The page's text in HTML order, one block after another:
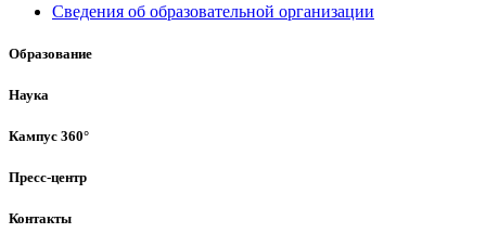
Сведения об образовательной организации
Образование
Наука
Кампус 360°
Пресс-центр
Контакты